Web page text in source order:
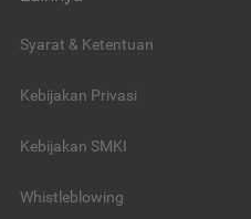
Syarat & Ketentuan
Kebijakan Privasi
Kebijakan SMKI
Whistleblowing